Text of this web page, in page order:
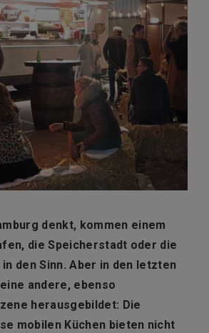
denkt, kommen einem
die Speicherstadt oder die
den Sinn. Aber in den letzten
andere, ebenso
herausgebildet: Die
mobilen Küchen bieten nicht